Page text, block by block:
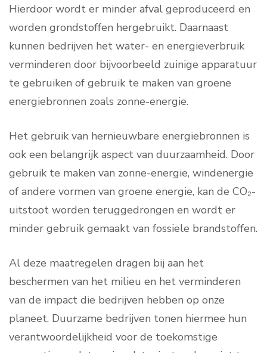
Hierdoor wordt er minder afval geproduceerd en
worden grondstoffen hergebruikt. Daarnaast
kunnen bedrijven het water- en energieverbruik
verminderen door bijvoorbeeld zuinige apparatuur
te gebruiken of gebruik te maken van groene
energiebronnen zoals zonne-energie.
Het gebruik van hernieuwbare energiebronnen is
ook een belangrijk aspect van duurzaamheid. Door
gebruik te maken van zonne-energie, windenergie
of andere vormen van groene energie, kan de CO₂-
uitstoot worden teruggedrongen en wordt er
minder gebruik gemaakt van fossiele brandstoffen.
Al deze maatregelen dragen bij aan het
beschermen van het milieu en het verminderen
van de impact die bedrijven hebben op onze
planeet. Duurzame bedrijven tonen hiermee hun
verantwoordelijkheid voor de toekomstige